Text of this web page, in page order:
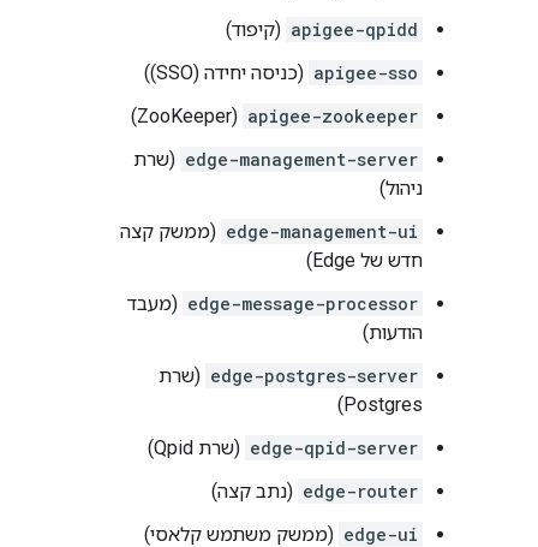
apigee-qpidd (קיפוד)
apigee-sso (כניסה יחידה (SSO))
apigee-zookeeper
(ZooKeeper)
edge-management-server (שרת
ניהול)
edge-management-ui (ממשק קצה
חדש של Edge)
edge-message-processor (מעבד
הודעות)
edge-postgres-server (שרת
Postgres)
edge-qpid-server (שרת Qpid)
edge-router (נתב קצה)
edge-ui (ממשק משתמש קלאסי)